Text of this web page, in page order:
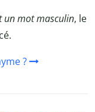
un mot masculin, le
?